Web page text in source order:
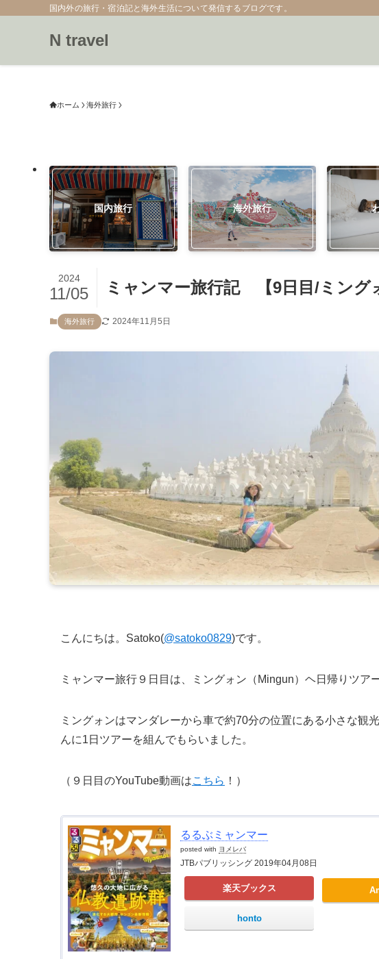
国内外の旅行・宿泊記と海外生活について発信するブログです。
N travel
ホーム 海外旅行
国内旅行 海外旅行
ミャンマー旅行記 【9日目/ミング
2024
11/05
海外旅行 2024年11月5日
こんにちは。Satoko(@satoko0829)です。
ミャンマー旅行９日目は、ミングォン（Mingun）ヘ日帰りツア
ミングォンはマンダレーから車で約70分の位置にある小さな観
んに1日ツアーを組んでもらいました。
（９日目のYouTube動画はこちら ！）
るるぶミャンマー
posted with ヨメレバ
JTBパブリッシング 2019年04月08日
楽天ブックス
honto